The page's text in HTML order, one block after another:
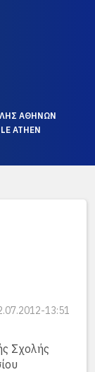
ΑΘΗΝΩΝ
ATHEN
13:51
Σχολής